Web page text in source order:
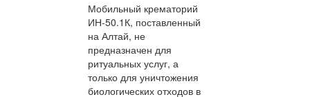
Мобильный крематорий
ИН-50.1К, поставленный
на Алтай, не
предназначен для
ритуальных услуг, а
только для уничтожения
биологических отходов в